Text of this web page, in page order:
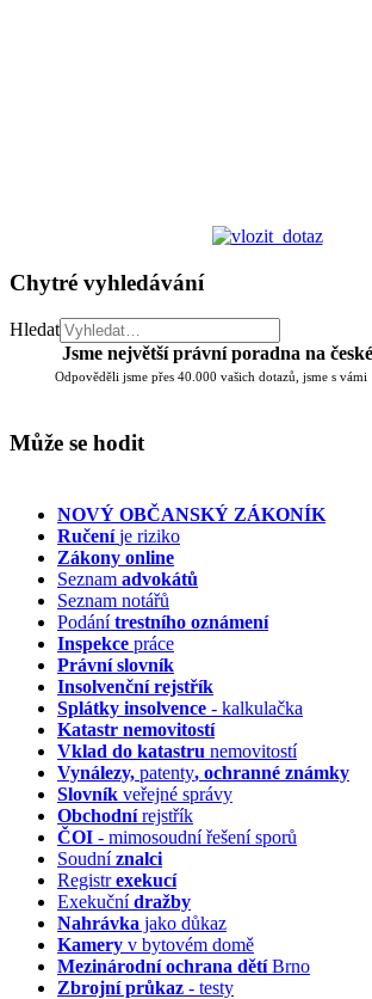
Chytré vyhledávání
Hledat
Jsme největší právní poradna na
Odpověděli jsme přes 40.000 vašich dotazů, jsme s
Může se hodit
NOVÝ OBČANSKÝ ZÁKONÍK
Ručeníje riziko
Zákony online
Seznam advokátů
Seznam notářů
Podánítrestního oznámení
Inspekce práce
Právní slovník
Insolvenčnírejstřík
Splátky insolvence - kalkulačka
Katastr nemovitostí
Vklad do katastru nemovitostí
Vynálezy, patenty, ochranné známky
Slovník veřejné správy
Obchodnírejstřík
ČOI - mimosoudní řešení sporů
Soudníznalci
Registrexekucí
Exekučnídražby
Nahrávka jako důkaz
Kamery v bytovém domě
Mezinárodní ochrana dětíBrno
Zbrojní průkaz - testy